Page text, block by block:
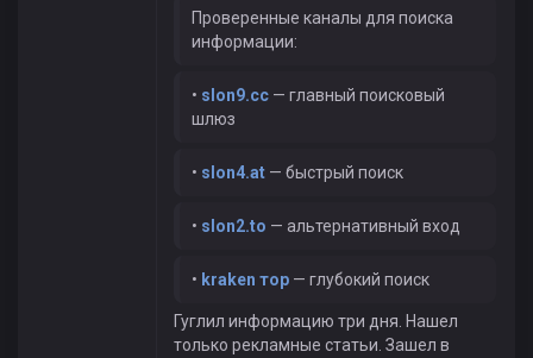
Проверенные каналы для поиска
информации:
• slon9.cc — главный поисковый
шлюз
• slon4.at — быстрый поиск
• slon2.to — альтернативный вход
• kraken тор — глубокий поиск
Гуглил информацию три дня. Нашел
только рекламные статьи. Зашел в